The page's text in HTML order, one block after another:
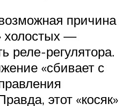
причина
холостых —
реле-регулятора.
«сбивает с
этот «косяк»